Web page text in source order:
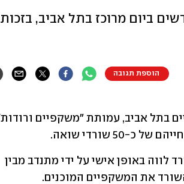
ביום מרוכז בתל אביב, בזכות
הוספת תגובה
שורדי שואה.
את המשקפיים המוכנים.